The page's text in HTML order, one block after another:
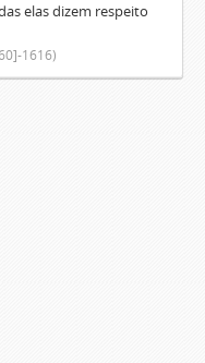
elas dizem respeito
1616)